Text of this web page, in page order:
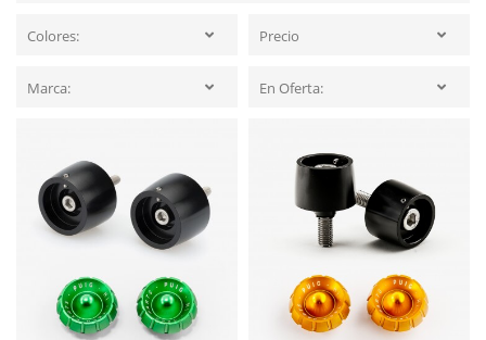
Colores: Precio
Marca: En Oferta: